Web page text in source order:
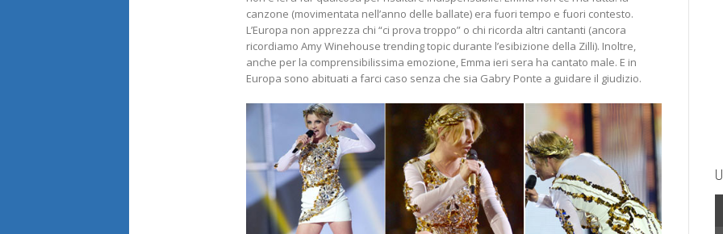
canzone (movimentata nell’anno delle ballate) era fuori tempo e fuori contesto.
L’Europa non apprezza chi “ci prova troppo” o chi ricorda altri cantanti (ancora
ricordiamo Amy Winehouse trending topic durante l’esibizione della Zilli). Inoltre,
anche per la comprensibilissima emozione, Emma ieri sera ha cantato male. E in
Europa sono abituati a farci caso senza che sia Gabry Ponte a guidare il giudizio.